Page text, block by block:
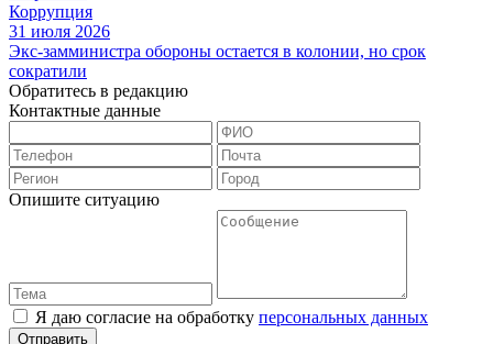
Коррупция
31 июля 2026
Экс-замминистра обороны остается в колонии, но срок
сократили
Обратитесь в редакцию
Контактные данные
Опишите ситуацию
Я даю согласие на обработку персональных данных